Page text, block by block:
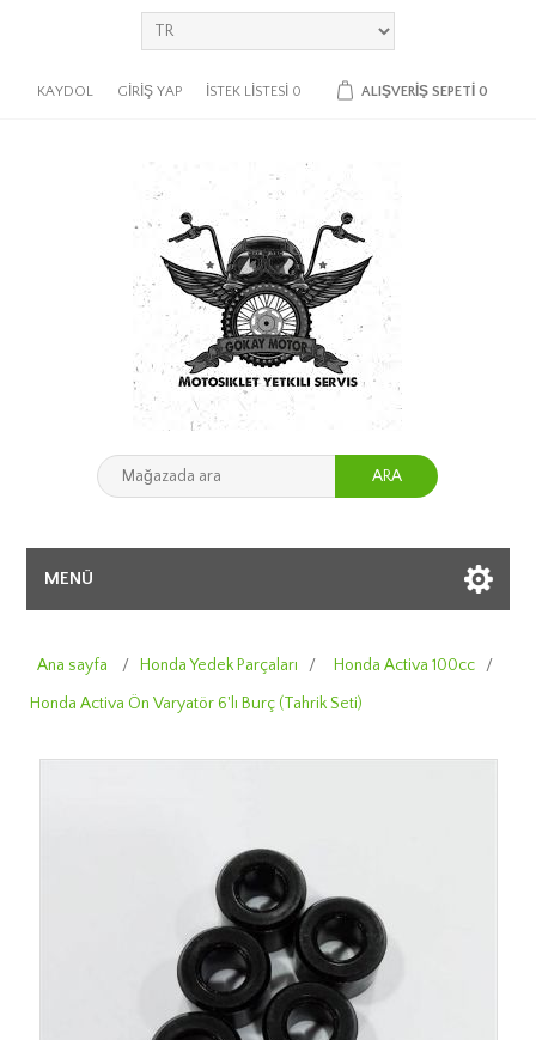
KAYDOL GIRIŞ YAP İSTEK LISTESI 0 ALIŞVERIŞ SEPETI 0
ARA
MENÜ
Ana sayfa / Honda Yedek Parçaları / Honda Activa 100cc
/
Honda Activa Ön Varyatör 6'lı Burç (Tahrik Seti)